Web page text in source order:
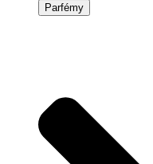
Parfémy